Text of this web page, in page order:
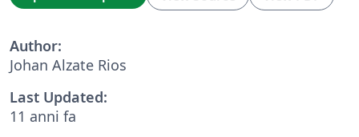
Author:
Johan Alzate Rios
Last Updated:
11 anni fa